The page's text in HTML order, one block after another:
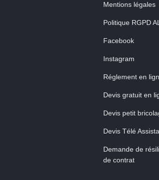
Mentions légales
Politique RGPD
Facebook
Instagram
Réglement en
Devis gratuit en
Devis petit
Devis Télé
Demande de
de contrat